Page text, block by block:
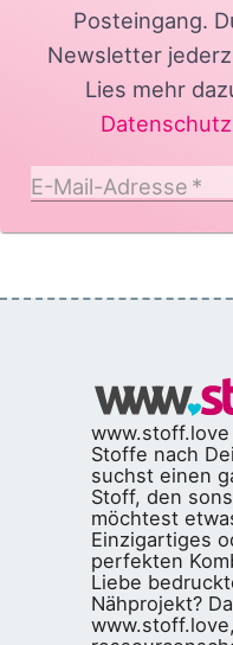
Posteingang.
Newsletter
Lies mehr
E-Mail-Adresse *
Stoffe nach
suchst einen
Stoff, den
möchtest
Einzigartiges
perfekten
Liebe
Nähprojekt?
www.stoff.love,